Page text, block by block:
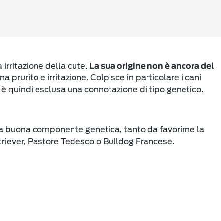
irritazione della cute. La sua origine non è ancora del
prurito e irritazione. Colpisce in particolare i cani
è quindi esclusa una connotazione di tipo genetico.
buona componente genetica, tanto da favorirne la
Pastore Tedesco o Bulldog Francese.